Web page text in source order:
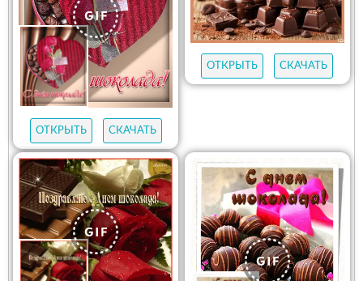
ОТКРЫТЬ СКАЧАТЬ
ОТКРЫТЬ СКАЧАТЬ